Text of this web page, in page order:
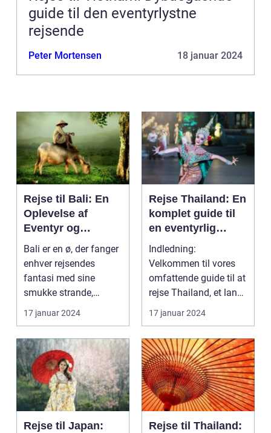
guide til den eventyrlystne
rejsende
Peter Mortensen 18 januar 2024
Rejse til Bali: En
Oplevelse af
Eventyr og
Skønhed
Bali er en ø, der fanger
enhver rejsendes
fantasi med sine
smukke strande,
frodige rismarker og en
u...
17 januar 2024
Rejse Thailand: En
komplet guide til
en eventyrlig
oplevelse
Indledning:
Velkommen til vores
omfattende guide til at
rejse Thailand, et land
rigt på kultur, hist...
17 januar 2024
Rejse til Japan:
Rejse til Thailand: